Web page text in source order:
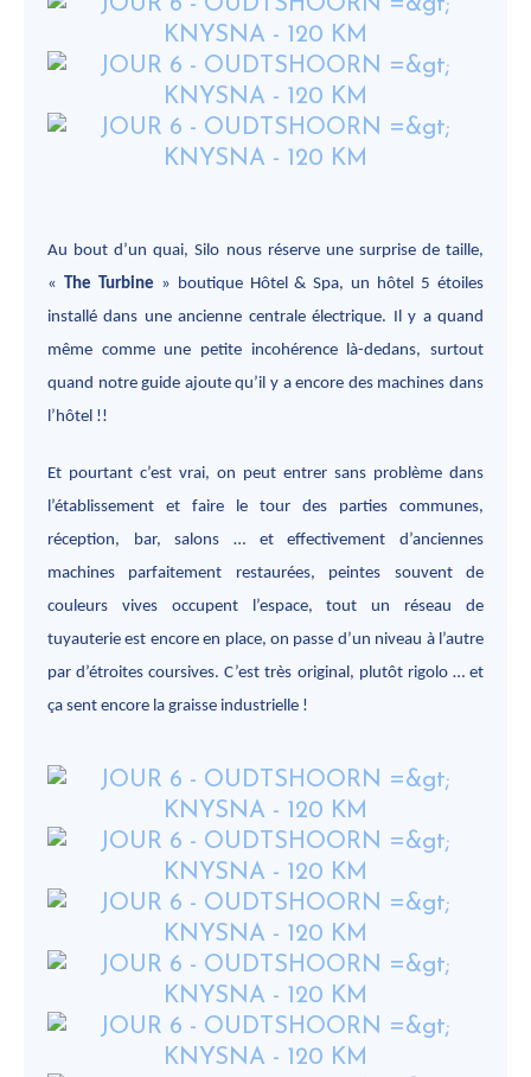
Au bout d’un quai, Silo nous réserve une surprise de taille,
« The Turbine » boutique Hôtel & Spa, un hôtel 5 étoiles
installé dans une ancienne centrale électrique. Il y a quand
même comme une petite incohérence là-dedans, surtout
quand notre guide ajoute qu’il y a encore des machines dans
l’hôtel !!
Et pourtant c’est vrai, on peut entrer sans problème dans
l’établissement et faire le tour des parties communes,
réception, bar, salons … et effectivement d’anciennes
machines parfaitement restaurées, peintes souvent de
couleurs vives occupent l’espace, tout un réseau de
tuyauterie est encore en place, on passe d’un niveau à l’autre
par d’étroites coursives. C’est très original, plutôt rigolo … et
ça sent encore la graisse industrielle !